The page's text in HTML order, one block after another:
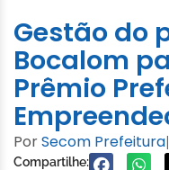
Gestão do
Bocalom
Prêmio
PorSecom Prefeitura|
Compartilhe: